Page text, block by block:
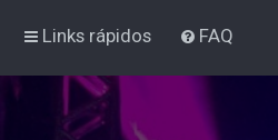
Links rápidos FAQ